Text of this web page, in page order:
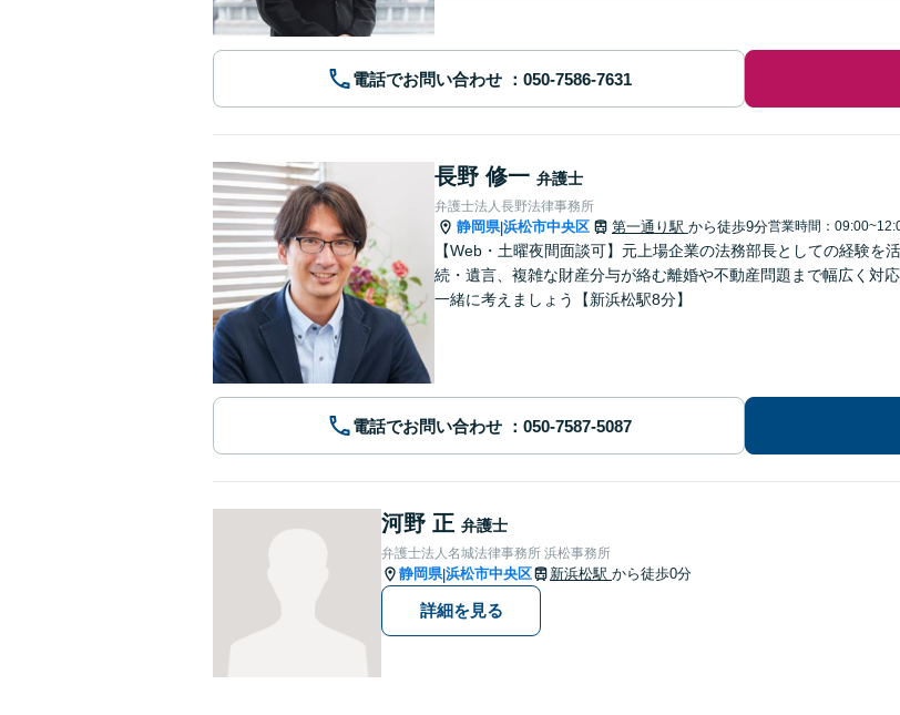
電話でお問い合わせ
長野 修一 弁護士
弁護士法人長野法律事務所
静岡県|浜松市中央区 第一通り駅 から徒歩9分営業時間：
【Web・土曜夜間面談可】元上場企業の法務部長としての経験
続・遺言、複雑な財産分与が絡む離婚や不動産問題まで幅広く対
一緒に考えましょう【新浜松駅8分】
電話でお問い合わせ
河野 正 弁護士
弁護士法人名城法律事務所 浜松事務所
静岡県|浜松市中央区 新浜松駅 から徒歩0分
詳細を見る